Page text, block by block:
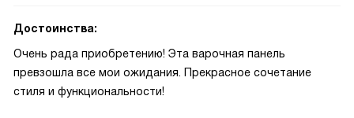
Достоинства:
Очень рада приобретению! Эта варочная панель
превзошла все мои ожидания. Прекрасное сочетание
стиля и функциональности!